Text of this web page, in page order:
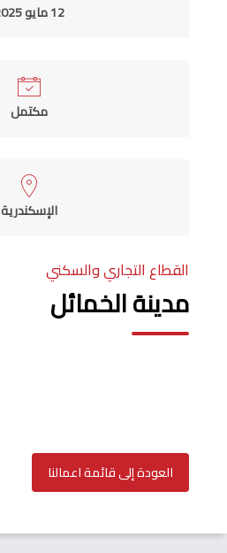
12 مايو 2025
مكتمل
الإسكندرية
القطاع التجاري والسكني
مدينة الخمائل
العودة إلى قائمة اعمالنا